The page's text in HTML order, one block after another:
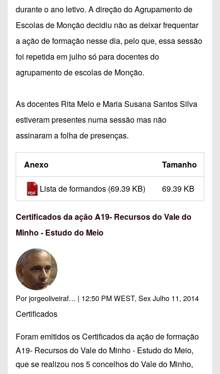
durante o ano letivo. A direção do Agrupamento de
Escolas de Monção decidiu não as deixar frequentar
a ação de formação nesse dia, pelo que, essa sessão
foi repetida em julho só para docentes do
agrupamento de escolas de Monção.
As docentes Rita Melo e Maria Susana Santos Silva
estiveram presentes numa sessão mas não
assinaram a folha de presenças.
Anexo Tamanho
Lista de formandos (69.39 KB) 69.39 KB
Certificados da ação A19- Recursos do Vale do
Minho - Estudo do Meio
Porjorgeoliveiraf… | 12:50 PM WEST, Sex Julho 11, 2014
Certificados
Foram emitidos os Certificados da ação de formação
A19- Recursos do Vale do Minho - Estudo do Meio,
que se realizou nos 5 concelhos do Vale do Minho,